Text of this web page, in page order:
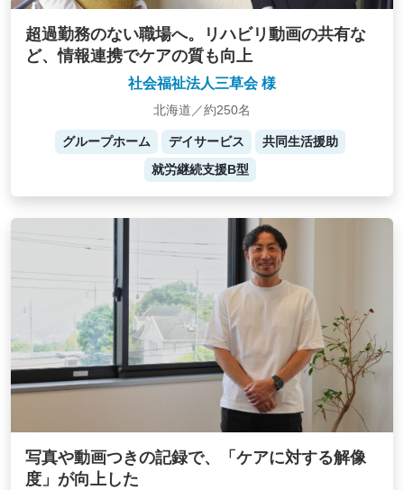
超過勤務のない職場へ。リハビリ動画の共有な
ど、情報連携でケアの質も向上
社会福祉法人三草会 様
北海道／約250名
グループホーム デイサービス
共同生活援助
就労継続支援B型
写真や動画つきの記録で、「ケアに対する解像
度」が向上した